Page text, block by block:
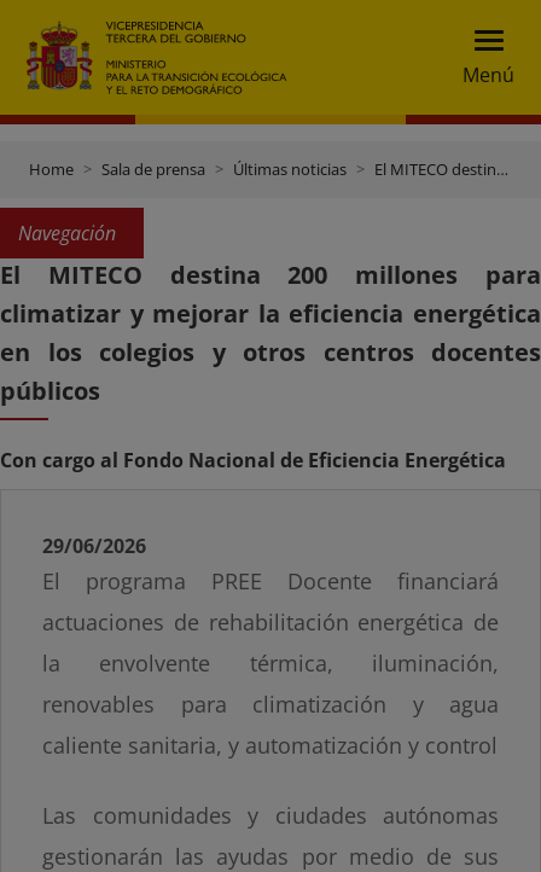
Menú
Home Sala de prensa Últimas noticias El MITECO destina 200 millones para climatizar y mejorar la eficiencia energética en los colegios y otros centros docentes públicos
Navegación
El MITECO destina 200 millones para
climatizar y mejorar la eficiencia energética
en los colegios y otros centros docentes
públicos
Con cargo al Fondo Nacional de Eficiencia Energética
29/06/2026
El programa PREE Docente financiará
actuaciones de rehabilitación energética de
la envolvente térmica, iluminación,
renovables para climatización y agua
caliente sanitaria, y automatización y control
Las comunidades y ciudades autónomas
gestionarán las ayudas por medio de sus